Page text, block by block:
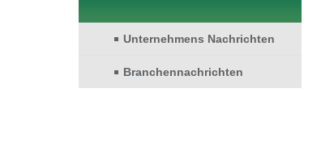
Unternehmens Nachrichten
Branchennachrichten